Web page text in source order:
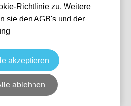
10 verfügbar
Olympiastadion Rom
Richtlinie zu. Weitere
sie den AGB's und der
akzeptieren
ablehnen